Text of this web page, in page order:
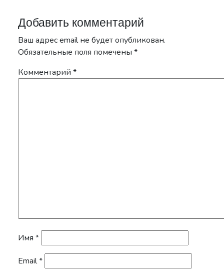
Добавить комментарий
Ваш адрес email не будет опубликован.
Обязательные поля помечены *
Комментарий *
Имя *
Email*